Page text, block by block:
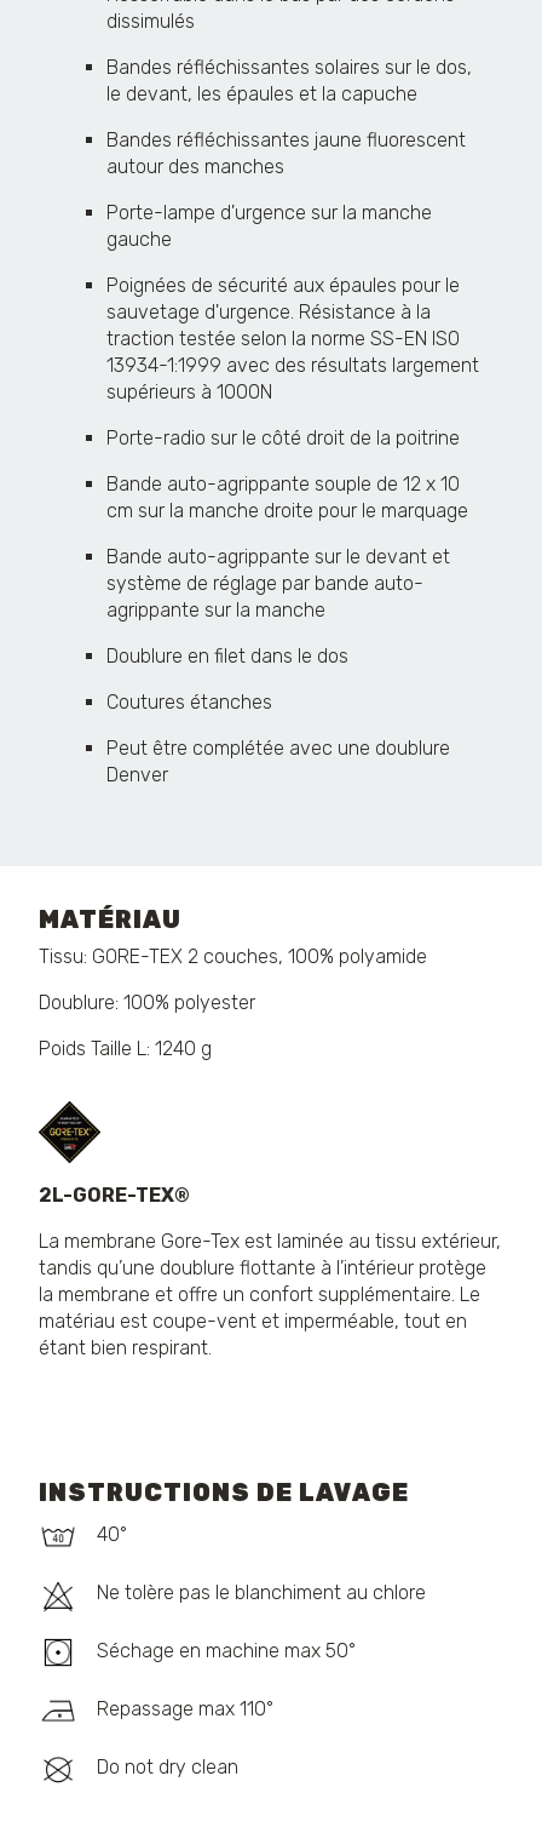
dissimulés
Bandes réfléchissantes solaires sur le dos,
le devant, les épaules et la capuche
Bandes réfléchissantes jaune fluorescent
autour des manches
Porte-lampe d'urgence sur la manche
gauche
Poignées de sécurité aux épaules pour le
sauvetage d'urgence. Résistance à la
traction testée selon la norme SS-EN ISO
13934-1:1999 avec des résultats largement
supérieurs à 1000N
Porte-radio sur le côté droit de la poitrine
Bande auto-agrippante souple de 12 x 10
cm sur la manche droite pour le marquage
Bande auto-agrippante sur le devant et
système de réglage par bande auto-
agrippante sur la manche
Doublure en filet dans le dos
Coutures étanches
Peut être complétée avec une doublure
Denver
MATÉRIAU
Tissu: GORE-TEX 2 couches, 100% polyamide
Doublure: 100% polyester
Poids Taille L: 1240 g
2L-GORE-TEX®
La membrane Gore-Tex est laminée au tissu extérieur,
tandis qu’une doublure flottante à l’intérieur protège
la membrane et offre un confort supplémentaire. Le
matériau est coupe-vent et imperméable, tout en
étant bien respirant.
INSTRUCTIONS DE LAVAGE
40°
Ne tolère pas le blanchiment au chlore
Séchage en machine max 50°
Repassage max 110°
Do not dry clean